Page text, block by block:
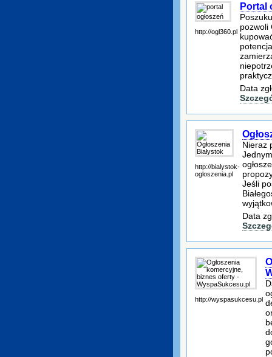
http://ogl360.pl
Portal
pozwoli
Data
http://bialystok-
ogloszenia.pl
Nieraz
Jeśli
Data
http://wyspasukcesu.pl